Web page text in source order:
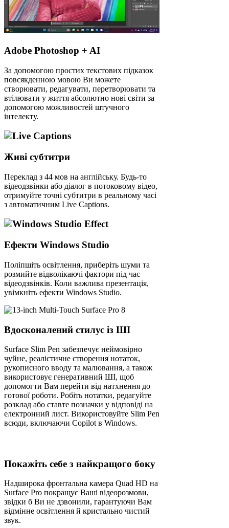
Adobe Photoshop + AI
За допомогою простих текстових підказок
повсякденною мовою Ви можете
створювати, редагувати, перетворювати та
втілювати у життя абсолютно нові світи за
допомогою можливостей штучного
інтелекту.
Живі субтитри
Переклад з 44 мов на англійську. Будь-то
відеодзвінки або діалог в потоковому відео,
отримуйте точні субтитри в реальному часі
з автоматичним Live Captions.
Ефекти Windows Studio
Поліпшіть освітлення, приберіть шуми та
розмийте відволікаючі фактори під час
відеодзвінків. Коли важлива презентація,
увімкніть ефекти Windows Studio.
Вдосконалений стилус із ШІ
Surface Slim Pen забезпечує неймовірно
чуйне, реалістичне створення нотаток,
рукописного вводу та малювання, а також
використовує генеративний ШІ, щоб
допомогти Вам перейти від натхнення до
готової роботи. Робіть нотатки, редагуйте
розклад або ставте позначки у відповіді на
електронний лист. Використовуйте Slim Pen
всюди, включаючи Copilot в Windows.
Покажіть себе з найкращого боку
Надширока фронтальна камера Quad HD на
Surface Pro покращує Ваші відеорозмови,
звідки б Ви не дзвонили, гарантуючи Вам
відмінне освітлення й кристально чистий
звук.